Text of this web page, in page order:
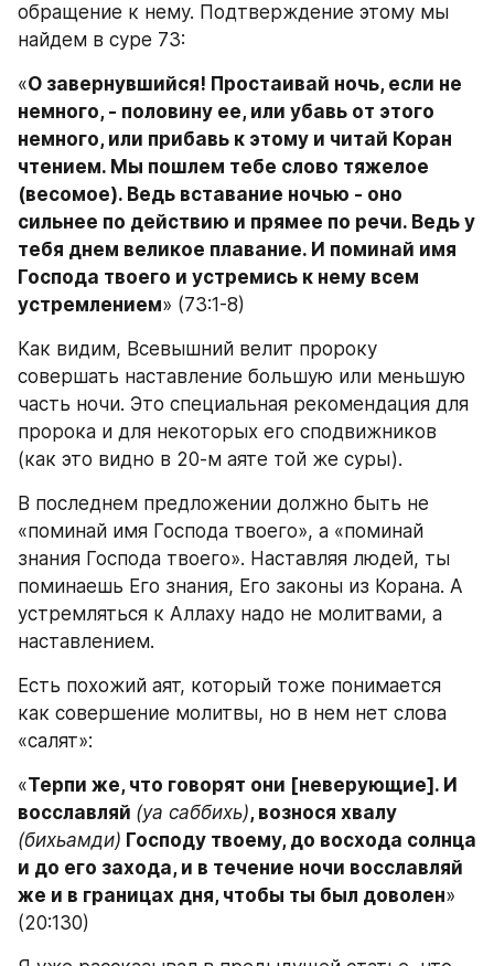
обращение к нему. Подтверждение этому мы
найдем в суре 73:
«О завернувшийся! Простаивай ночь, если не
немного, - половину ее, или убавь от этого
немного, или прибавь к этому и читай Коран
чтением. Мы пошлем тебе слово тяжелое
(весомое). Ведь вставание ночью - оно
сильнее по действию и прямее по речи. Ведь у
тебя днем великое плавание. И поминай имя
Господа твоего и устремись к нему всем
устремлением» (73:1-8)
Как видим, Всевышний велит пророку
совершать наставление большую или меньшую
часть ночи. Это специальная рекомендация для
пророка и для некоторых его сподвижников
(как это видно в 20-м аяте той же суры).
В последнем предложении должно быть не
«поминай имя Господа твоего», а «поминай
знания Господа твоего». Наставляя людей, ты
поминаешь Его знания, Его законы из Корана. А
устремляться к Аллаху надо не молитвами, а
наставлением.
Есть похожий аят, который тоже понимается
как совершение молитвы, но в нем нет слова
«салят»:
«Терпи же, что говорят они [неверующие]. И
восславляй (уа саббихь), вознося хвалу
(бихьамди) Господу твоему, до восхода солнца
и до его захода, и в течение ночи восславляй
же и в границах дня, чтобы ты был доволен»
(20:130)